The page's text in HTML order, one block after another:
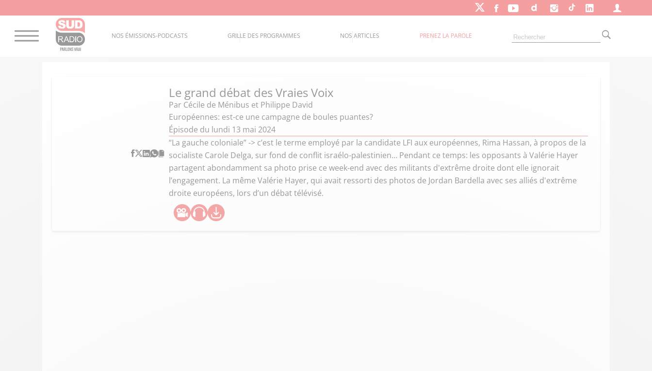
NOS ÉMISSIONS-PODCASTS GRILLE DES PROGRAMMES NOS ARTICLES PRENEZ LA PAROLE
Le grand débat des Vraies Voix
Par Cécile de Ménibus et Philippe David
Européennes: est-ce une campagne de boules puantes?
Épisode du lundi 13 mai 2024
“La gauche coloniale” -> c’est le terme employé par la candidate LFI aux européennes, Rima Hassan, à propos de la
socialiste Carole Delga, sur fond de conflit israélo-palestinien… Pendant ce temps: les opposants à Valérie Hayer
partagent abondamment sa photo prise ce week-end avec des militants d'extrême droite dont elle ignorait
l’engagement. La même Valérie Hayer, qui avait ressorti des photos de Jordan Bardella avec ses alliés d'extrême
droite européens, lors d’un débat télévisé.